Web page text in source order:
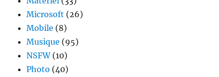
Microsoft (26)
Mobile (8)
Musique (95)
NSFW(10)
Photo (40)